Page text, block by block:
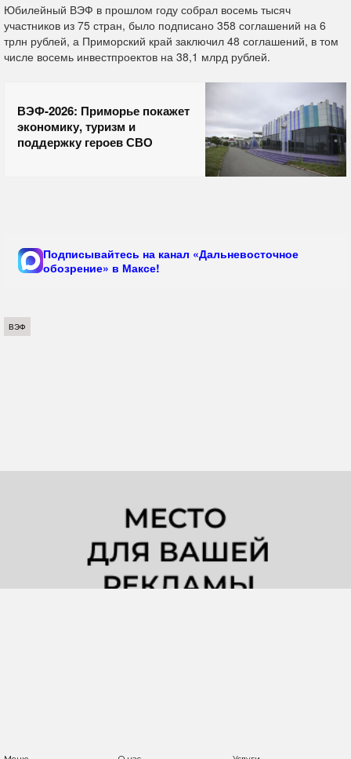
Юбилейный ВЭФ в прошлом году собрал восемь тысяч
участников из 75 стран, было подписано 358 соглашений на 6
трлн рублей, а Приморский край заключил 48 соглашений, в том
числе восемь инвестпроектов на 38,1 млрд рублей.
ВЭФ-2026: Приморье покажет
экономику, туризм и
поддержку героев СВО
Подписывайтесь на канал «Дальневосточное
обозрение» в Максе!
ВЭФ